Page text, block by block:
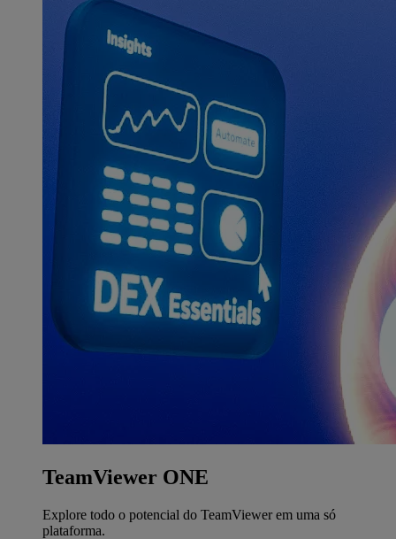
TeamViewer ONE
Explore todo o potencial do TeamViewer em uma só
plataforma.